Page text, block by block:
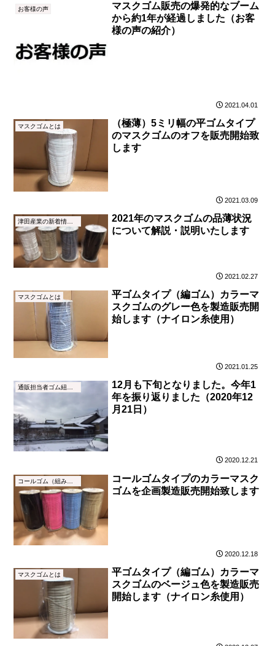
お客様の声
マスクゴム販売の爆発的なブーム
から約1年が経過しました（お客
様の声の紹介）
2021.04.01
マスクゴムとは
（極薄）5ミリ幅の平ゴムタイプ
のマスクゴムのオフを販売開始致
します
2021.03.09
津田産業の新着情報（NEWS）
2021年のマスクゴムの品薄状況
について解説・説明いたします
2021.02.27
マスクゴムとは
平ゴムタイプ（編ゴム）カラーマ
スクゴムのグレー色を製造販売開
始します（ナイロン糸使用）
2021.01.25
通販担当者ゴム紐ブログ
12月も下旬となりました。今年1
年を振り返りました（2020年12
月21日）
2020.12.21
コールゴム（組みゴム）とは
コールゴムタイプのカラーマスク
ゴムを企画製造販売開始致します
2020.12.18
マスクゴムとは
平ゴムタイプ（編ゴム）カラーマ
スクゴムのベージュ色を製造販売
開始します（ナイロン糸使用）